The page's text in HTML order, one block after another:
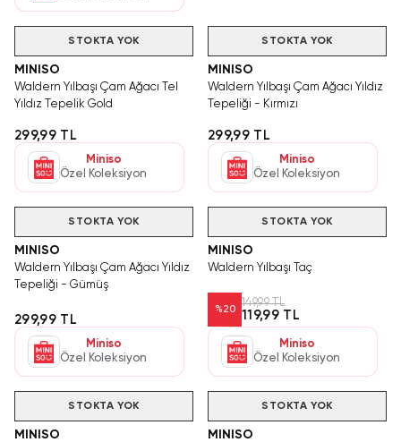
STOKTA YOK
MINISO
Waldern Yılbaşı Çam Ağacı Tel
Yıldız Tepelik Gold
299,99 TL
Miniso
Özel Koleksiyon
STOKTA YOK
MINISO
Waldern Yılbaşı Çam Ağacı Yıldız
Tepeliği - Kırmızı
299,99 TL
Miniso
Özel Koleksiyon
STOKTA YOK
MINISO
Waldern Yılbaşı Çam Ağacı Yıldız
Tepeliği - Gümüş
299,99 TL
Miniso
Özel Koleksiyon
STOKTA YOK
MINISO
Waldern Yılbaşı Taç
%20
149,99 TL
119,99 TL
Miniso
Özel Koleksiyon
STOKTA YOK
MINISO
STOKTA YOK
MINISO